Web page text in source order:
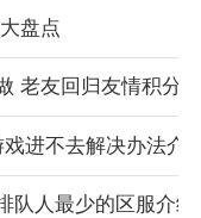
能，如自定义搜索
实支付信息，保障
。
盘点
老友回归友情积分
进不去解决办法介
队人最少的区服介绍